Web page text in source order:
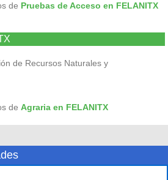
de Pruebas de Acceso en FELANITX
de Recursos Naturales y
de Agraria en FELANITX